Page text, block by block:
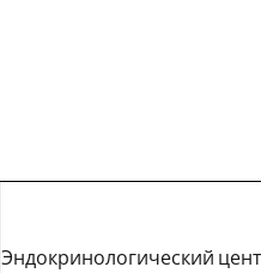
Эндокринологический